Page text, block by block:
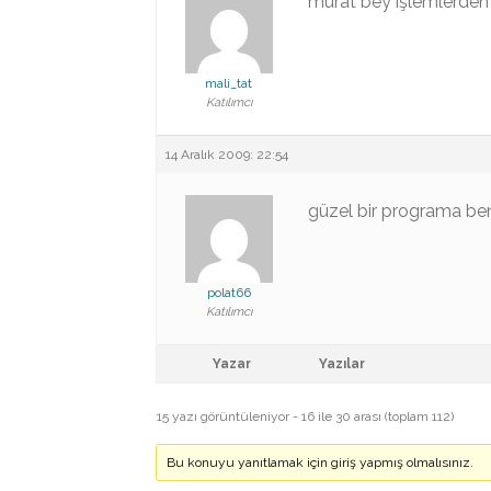
mali_tat
Katılımcı
14 Aralık 2009: 22:54
polat66
Katılımcı
güzel bir programa
Yazar Yazılar
15 yazı görüntüleniyor - 16 ile 30 arası (toplam 112)
Bu konuyu yanıtlamak için giriş yapmış olmalısınız.